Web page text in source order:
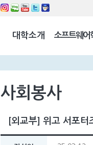
대학소개
소융대Q/A
찾아오시는 길 소프트웨어
사회봉사
[외교부] 위고 서포